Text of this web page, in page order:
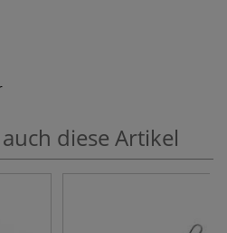
diese Artikel